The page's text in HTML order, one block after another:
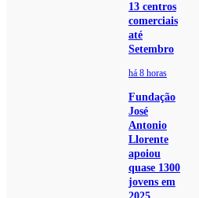
13 centros
comerciais
até
Setembro
há 8 horas
Fundação
José
Antonio
Llorente
apoiou
quase 1300
jovens em